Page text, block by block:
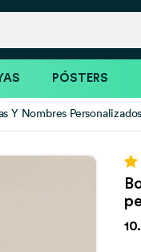
PÓSTERS
Y Nombres Personalizados
74